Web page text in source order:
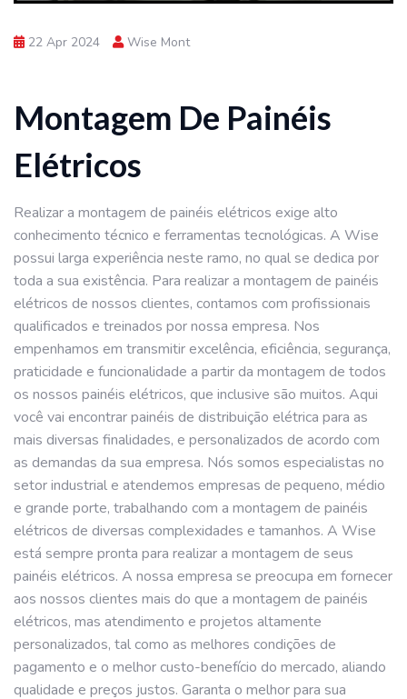
22 Apr 2024 Wise Mont
Montagem De Painéis
Elétricos
Realizar a montagem de painéis elétricos exige alto
conhecimento técnico e ferramentas tecnológicas. A Wise
possui larga experiência neste ramo, no qual se dedica por
toda a sua existência. Para realizar a montagem de painéis
elétricos de nossos clientes, contamos com profissionais
qualificados e treinados por nossa empresa. Nos
empenhamos em transmitir excelência, eficiência, segurança,
praticidade e funcionalidade a partir da montagem de todos
os nossos painéis elétricos, que inclusive são muitos. Aqui
você vai encontrar painéis de distribuição elétrica para as
mais diversas finalidades, e personalizados de acordo com
as demandas da sua empresa. Nós somos especialistas no
setor industrial e atendemos empresas de pequeno, médio
e grande porte, trabalhando com a montagem de painéis
elétricos de diversas complexidades e tamanhos. A Wise
está sempre pronta para realizar a montagem de seus
painéis elétricos. A nossa empresa se preocupa em fornecer
aos nossos clientes mais do que a montagem de painéis
elétricos, mas atendimento e projetos altamente
personalizados, tal como as melhores condições de
pagamento e o melhor custo-benefício do mercado, aliando
qualidade e preços justos. Garanta o melhor para sua